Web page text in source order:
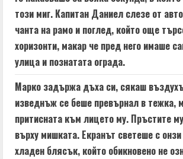
n
g
този миг. Капитан Даниел слезе от
чанта на рамо и поглед, който още
хоризонти, макар че пред него имаше
улица и познатата ограда.
Марко задържа дъха си, сякаш
изведнъж се беше превърнал в тежка,
притисната към лицето му. Пръстите
върху мишката. Екранът светеше с
хладен блясък, който обикновено не